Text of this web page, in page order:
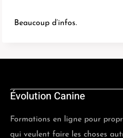
Beaucoup d’infos.
Évolution Canine
Formations en ligne pour
qui veulent faire les choses